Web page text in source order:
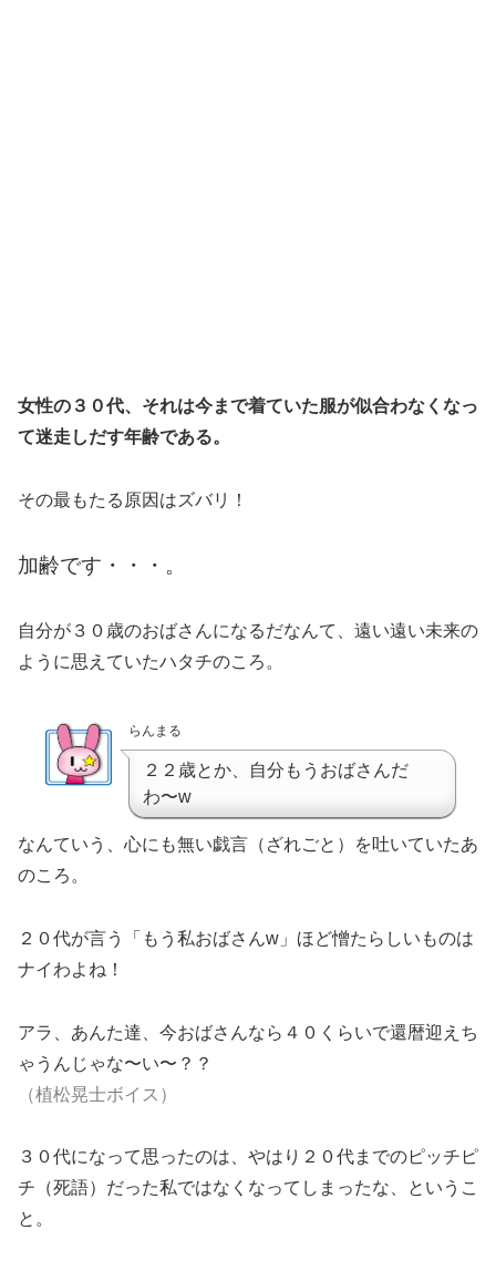
女性の３０代、それは今まで着ていた服が似合わなくなっ
て迷走しだす年齢である。
その最もたる原因はズバリ！
加齢です・・・。
自分が３０歳のおばさんになるだなんて、遠い遠い未来の
ように思えていたハタチのころ。
らんまる
２２歳とか、自分もうおばさんだ
わ〜w
なんていう、心にも無い戯言（ざれごと）を吐いていたあ
のころ。
２０代が言う「もう私おばさんw」ほど憎たらしいものは
ナイわよね！
アラ、あんた達、今おばさんなら４０くらいで還暦迎えち
ゃうんじゃな〜い〜？？
（植松晃士ボイス）
３０代になって思ったのは、やはり２０代までのピッチピ
チ（死語）だった私ではなくなってしまったな、というこ
と。